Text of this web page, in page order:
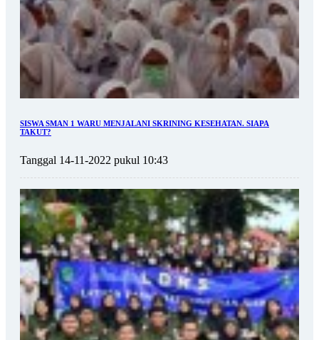
SISWA SMAN 1 WARU MENJALANI SKRINING KESEHATAN. SIAPA
TAKUT?
Tanggal 14-11-2022 pukul 10:43